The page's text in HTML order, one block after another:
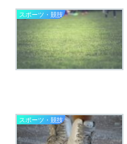
スポーツ・競技
スポーツ・競技